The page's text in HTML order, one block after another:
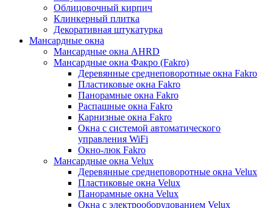
Облицовочный кирпич
Клинкерный плитка
Декоративная штукатурка
Мансардные окна
Мансардные окна AHRD
Мансардные окна Факро (Fakro)
Деревянные среднеповоротные окна Fakro
Пластиковые окна Fakro
Панорамные окна Fakro
Распашные окна Fakro
Карнизные окна Fakro
Окна с системой автоматического
управления WiFi
Окно-люк Fakro
Мансардные окна Velux
Деревянные среднеповоротные окна Velux
Пластиковые окна Velux
Панорамные окна Velux
Окна с электрооборудованием Velux